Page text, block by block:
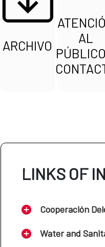
ARCHIVO
AL
LINKS OF
Cooperación
Water and